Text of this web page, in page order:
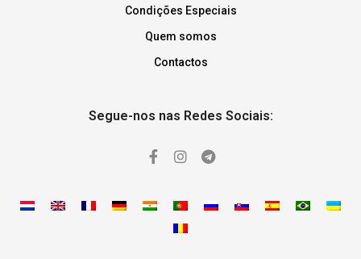
Condições Especiais
Quem somos
Contactos
Segue-nos nas Redes Sociais: